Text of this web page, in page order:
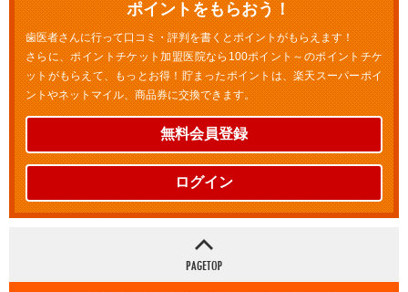
ポイントをもらおう！
歯医者さんに行って口コミ・評判を書くとポイントがもらえます！
さらに、ポイントチケット加盟医院なら100ポイント～のポイントチケ
ットがもらえて、もっとお得！貯まったポイントは、楽天スーパーポイ
ントやネットマイル、商品券に交換できます。
無料会員登録
ログイン